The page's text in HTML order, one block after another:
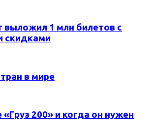
выложил 1 млн билетов с
скидками
в мире
«Груз 200» и когда он нужен